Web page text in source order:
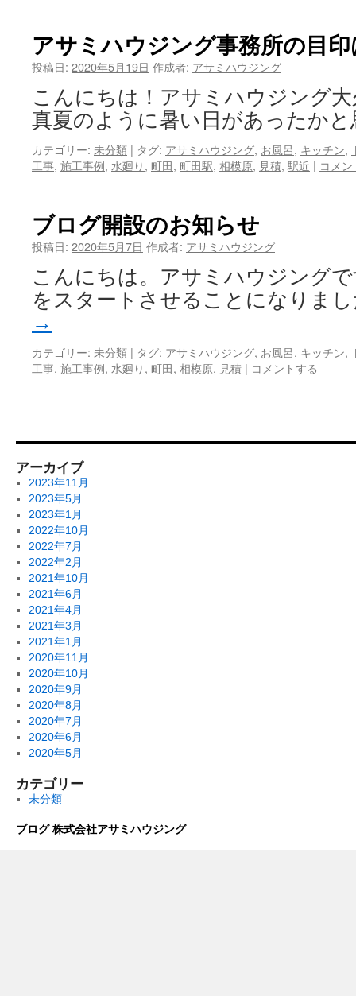
アサミハウジング事務所の目
投稿日: 2020年5月19日 作成者: アサミハウジング
こんにちは！アサミハウジング
真夏のように暑い日があったか
カテゴリー: 未分類 | タグ: アサミハウジング, お風呂, キッチン,
工事, 施工事例, 水廻り, 町田, 町田駅, 相模原, 見積, 駅近 | コメ
ブログ開設のお知らせ
投稿日: 2020年5月7日 作成者: アサミハウジング
こんにちは。アサミハウジング
をスタートさせることになりま
→
カテゴリー: 未分類 | タグ: アサミハウジング, お風呂, キッチン,
工事, 施工事例, 水廻り, 町田, 相模原, 見積 | コメントする
アーカイブ
2023年11月
2023年5月
2023年1月
2022年10月
2022年7月
2022年2月
2021年10月
2021年6月
2021年4月
2021年3月
2021年1月
2020年11月
2020年10月
2020年9月
2020年8月
2020年7月
2020年6月
2020年5月
カテゴリー
未分類
ブログ 株式会社アサミハウジング